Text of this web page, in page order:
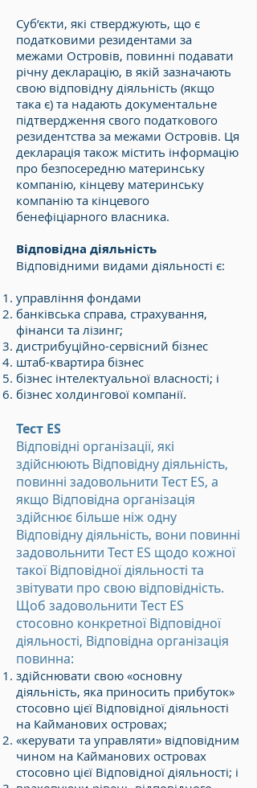
Суб’єкти, які стверджують, що є
податковими резидентами за
межами Островів, повинні подавати
річну декларацію, в якій зазначають
свою відповідну діяльність (якщо
така є) та надають документальне
підтвердження свого податкового
резидентства за межами Островів. Ця
декларація також містить інформацію
про безпосередню материнську
компанію, кінцеву материнську
компанію та кінцевого
бенефіціарного власника.
Відповідна діяльність
Відповідними видами діяльності є:
управління фондами
банківська справа, страхування,
фінанси та лізинг;
дистрибуційно-сервісний бізнес
штаб-квартира бізнес
бізнес інтелектуальної власності; і
бізнес холдингової компанії.
Тест ES
Відповідні організації, які
здійснюють Відповідну діяльність,
повинні задовольнити Тест ES, а
якщо Відповідна організація
здійснює більше ніж одну
Відповідну діяльність, вони повинні
задовольнити Тест ES щодо кожної
такої Відповідної діяльності та
звітувати про свою відповідність.
Щоб задовольнити Тест ES
стосовно конкретної Відповідної
діяльності, Відповідна організація
повинна:
здійснювати свою «основну
діяльність, яка приносить прибуток»
стосовно цієї Відповідної діяльності
на Кайманових островах;
«керувати та управляти» відповідним
чином на Кайманових островах
стосовно цієї Відповідної діяльності; і